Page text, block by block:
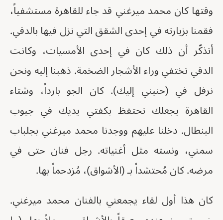
وقتها كان محمد ميرغني قد جاء للقاهرة مستشفياً،
فقمنا بزيارته في إحدى الشقق التي نزل فيها بالدقي.
أتذكّر أن ذلك كان في إحدى الأمسيات، وكانت
الدقي تختفي وراء الأشجار الضخمة. ذهبنا إليه ونحن
نرفل في (حنيني إليك). كان الجو بارداً، وشتاء
القاهرة يجعلك تحتفظ بكفتي يديك في جيوب
البنطال. دخلنا عليهم ووجدنا محمد ميرغني بجلباب
سمني، ونسته مثل أغنياته. رجل فنان حتى في
مرضه. كان مُحتشداً بـ (الأشواق)، مُزدحماً بها.
كان هذا أول لقاء يجمعني بالفنان محمد ميرغني.